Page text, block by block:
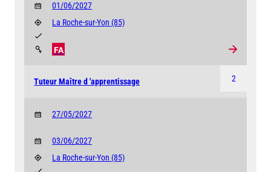
01/06/2027
La Roche-sur-Yon (85)
FA
2
Tuteur Maître d 'apprentissage
27/05/2027
03/06/2027
La Roche-sur-Yon (85)